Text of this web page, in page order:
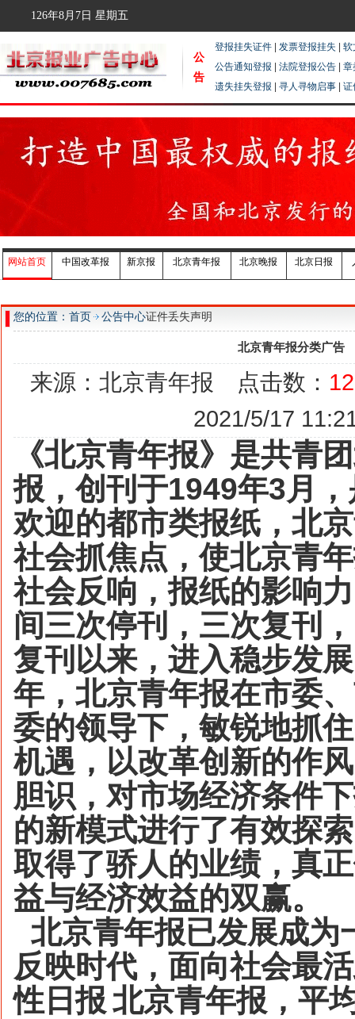
126年8月7日 星期五
公
告
登报挂失证件 发票登报挂失
软
公告通知登报
法院登报公告
章
遗失挂失登报
寻人寻物启事 证
网站首页 中国改革报 新京报 北京青年报 北京晚报 北京日报
您的位置：首页 公告中心证件丢失声明
北京青年报分类广告
来源：北京青年报 点击数：
2021/5/17
《北京青年报》是共青
报，创刊于1949年3月
欢迎的都市类报纸，北
社会抓焦点，使北京青
社会反响，报纸的影响
间三次停刊，三次复刊，
复刊以来，进入稳步发
年，北京青年报在市委
委的领导下，敏锐地抓
机遇，以改革创新的作
胆识，对市场经济条件
的新模式进行了有效探
取得了骄人的业绩，真
益与经济效益的双赢。
北京青年报已发展成为
反映时代，面向社会最
性日报 北京青年报，平